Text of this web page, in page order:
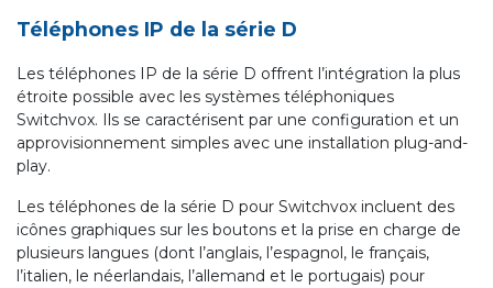
Téléphones IP de la série D
Les téléphones IP de la série D offrent l’intégration la plus
étroite possible avec les systèmes téléphoniques
Switchvox. Ils se caractérisent par une configuration et un
approvisionnement simples avec une installation plug-and-
play.
Les téléphones de la série D pour Switchvox incluent des
icônes graphiques sur les boutons et la prise en charge de
plusieurs langues (dont l’anglais, l’espagnol, le français,
l’italien, le néerlandais, l’allemand et le portugais) pour